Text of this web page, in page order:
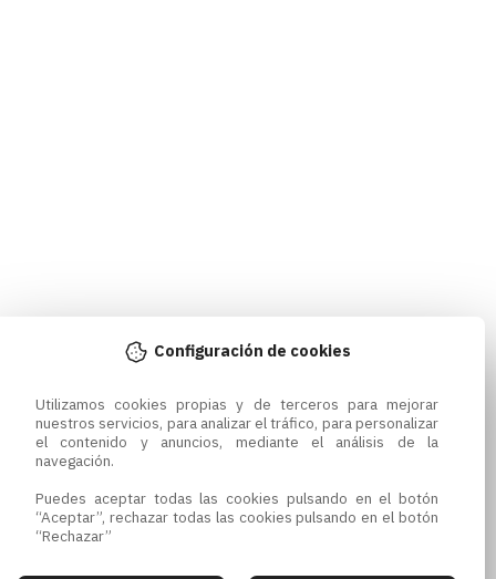
Configuración de cookies
Utilizamos cookies propias y de terceros para mejorar
nuestros servicios, para analizar el tráfico, para personalizar
el contenido y anuncios, mediante el análisis de la
navegación.
Puedes aceptar todas las cookies pulsando en el botón
“Aceptar”, rechazar todas las cookies pulsando en el botón
“Rechazar”